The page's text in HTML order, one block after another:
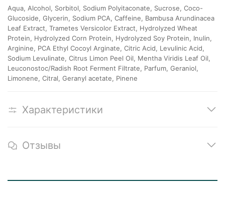
Aqua, Alcohol, Sorbitol, Sodium Polyitaconate, Sucrose, Coco-
Glucoside, Glycerin, Sodium PCA, Caffeine, Bambusa Arundinacea
Leaf Extract, Trametes Versicolor Extract, Hydrolyzed Wheat
Protein, Hydrolyzed Corn Protein, Hydrolyzed Soy Protein, Inulin,
Arginine, PCA Ethyl Cocoyl Arginate, Citric Acid, Levulinic Acid,
Sodium Levulinate, Citrus Limon Peel Oil, Mentha Viridis Leaf Oil,
Leuconostoc/Radish Root Ferment Filtrate, Parfum, Geraniol,
Limonene, Citral, Geranyl acetate, Pinene
Характеристики
Отзывы